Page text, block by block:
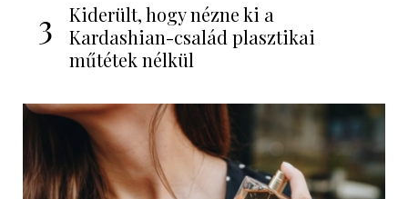
3
Kiderült, hogy nézne ki a
Kardashian-család plasztikai
műtétek nélkül